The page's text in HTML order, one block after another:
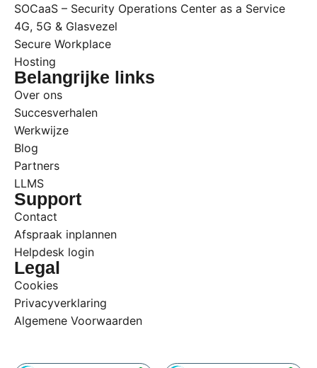
SOCaaS – Security Operations Center as a Service
4G, 5G & Glasvezel
Secure Workplace
Hosting
Belangrijke links
Over ons
Succesverhalen
Werkwijze
Blog
Partners
LLMS
Support
Contact
Afspraak inplannen
Helpdesk login
Legal
Cookies
Privacyverklaring
Algemene Voorwaarden